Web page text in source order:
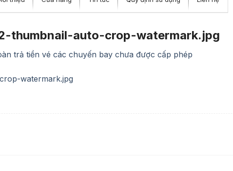
thumbnail-auto-crop-watermark.jpg
trả tiền vé các chuyến bay chưa được cấp phép